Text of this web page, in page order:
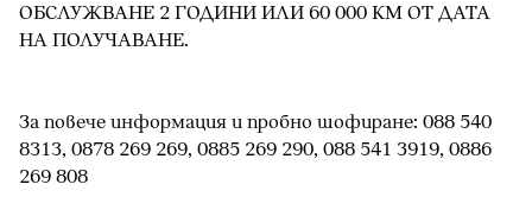
ОБСЛУЖВАНЕ 2 ГОДИНИ ИЛИ 60 000 КМ ОТ ДАТА
НА ПОЛУЧАВАНЕ.
За повече информация и пробно шофиране: 088 540
8313, 0878 269 269, 0885 269 290, 088 541 3919, 0886
269 808